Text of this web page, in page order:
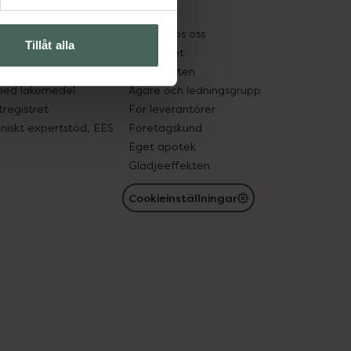
Tillåt alla
in gammal medicin
läkemedel
expertstöd, EES
Pressrum
Jobba hos oss
Hållbarhet
Samarbeten
Ägare och ledningsgrupp
För leverantörer
Företagskund
Eget apotek
Glädjeeffekten
Cookieinställningar